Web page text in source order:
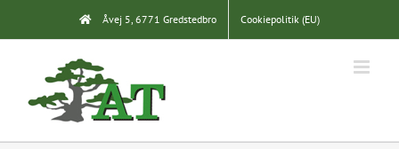
content
Åvej 5, 6771 Gredstedbro Cookiepolitik (EU)